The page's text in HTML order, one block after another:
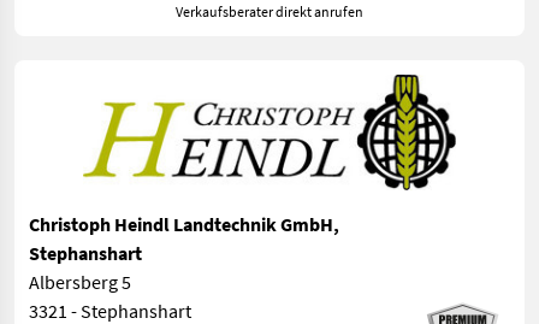
Verkaufsberater direkt anrufen
Christoph Heindl Landtechnik GmbH,
Stephanshart
Albersberg 5
3321 - Stephanshart